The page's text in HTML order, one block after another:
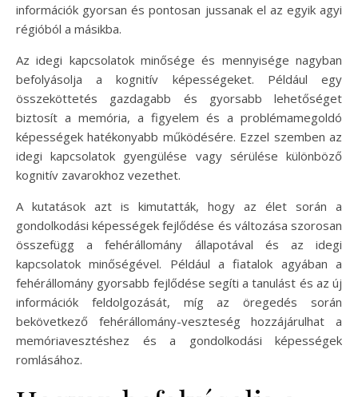
információk gyorsan és pontosan jussanak el az egyik agyi
régióból a másikba.
Az idegi kapcsolatok minősége és mennyisége nagyban
befolyásolja a kognitív képességeket. Például egy
összeköttetés gazdagabb és gyorsabb lehetőséget
biztosít a memória, a figyelem és a problémamegoldó
képességek hatékonyabb működésére. Ezzel szemben az
idegi kapcsolatok gyengülése vagy sérülése különböző
kognitív zavarokhoz vezethet.
A kutatások azt is kimutatták, hogy az élet során a
gondolkodási képességek fejlődése és változása szorosan
összefügg a fehérállomány állapotával és az idegi
kapcsolatok minőségével. Például a fiatalok agyában a
fehérállomány gyorsabb fejlődése segíti a tanulást és az új
információk feldolgozását, míg az öregedés során
bekövetkező fehérállomány-veszteség hozzájárulhat a
memóriavesztéshez és a gondolkodási képességek
romlásához.